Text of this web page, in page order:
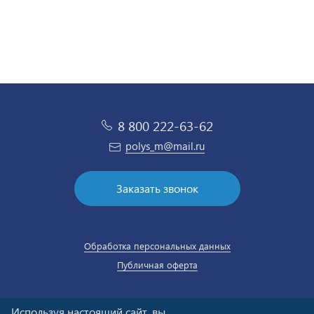
8 800 222-63-62
polys_m@mail.ru
Заказать звонок
Обработка персональных данных
Публичная оферта